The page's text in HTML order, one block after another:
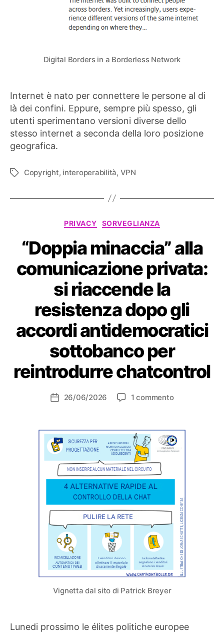
Digital Borders in a Borderless Network
Internet è nato per connettere le persone al di
là dei confini. Eppure, sempre più spesso, gli
utenti sperimentano versioni diverse dello
stesso internet a seconda della loro posizione
geografica.
Tag Copyright, interoperabilità, VPN
Categorie
PRIVACY SORVEGLIANZA
“Doppia minaccia” alla
comunicazione privata:
si riaccende la
resistenza dopo gli
accordi antidemocratici
sottobanco per
reintrodurre chatcontrol
Data26/06/2026 1 commentosu
alla
privata:
resistenza
dopo
gli
accordi
sottobanco
per
reintrodurre
Vignetta dal sito di Patrick Breyer
Lunedi prossimo le élites politiche europee